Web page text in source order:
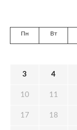
Пн Вт
3 4
10 11
17 18